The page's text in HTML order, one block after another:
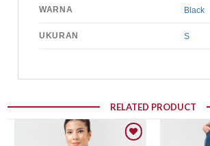
WARNA Black
UKURAN S
RELATED PRODUCT